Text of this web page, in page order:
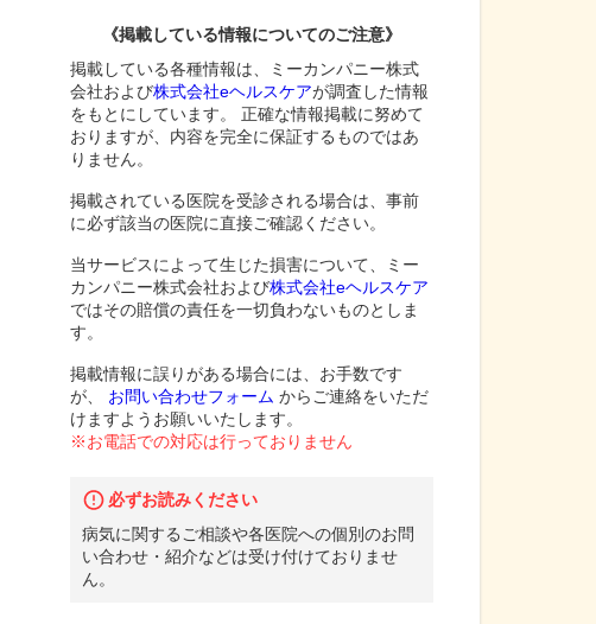
《掲載している情報についてのご注意》
掲載している各種情報は、ミーカンパニー株式
会社および株式会社eヘルスケアが調査した情報
をもとにしています。 正確な情報掲載に努めて
おりますが、内容を完全に保証するものではあ
りません。
掲載されている医院を受診される場合は、事前
に必ず該当の医院に直接ご確認ください。
当サービスによって生じた損害について、ミー
カンパニー株式会社および株式会社eヘルスケア
ではその賠償の責任を一切負わないものとしま
す。
掲載情報に誤りがある場合には、お手数です
が、
お問い合わせフォーム からご連絡をいただ
けますようお願いいたします。
※お電話での対応は行っておりません
必ずお読みください
病気に関するご相談や各医院への個別のお問
い合わせ・紹介などは受け付けておりませ
ん。